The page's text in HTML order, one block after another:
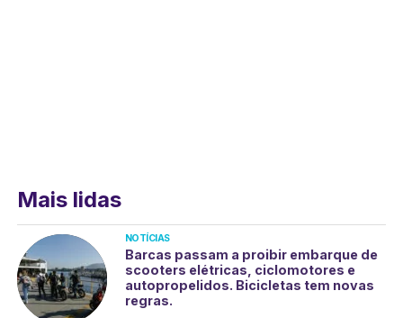
Mais lidas
NOTÍCIAS
Barcas passam a proibir embarque de
scooters elétricas, ciclomotores e
autopropelidos. Bicicletas tem novas
regras.